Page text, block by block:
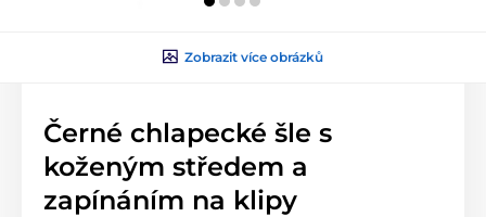
Zobrazit více obrázků
Černé chlapecké šle s
koženým středem a
zapínáním na klipy